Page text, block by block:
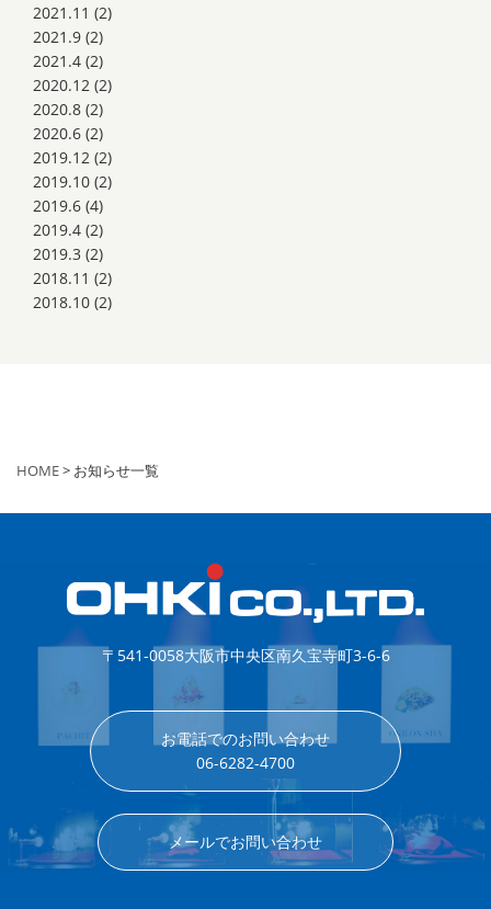
2021.11 (2)
2021.9 (2)
2021.4 (2)
2020.12 (2)
2020.8 (2)
2020.6 (2)
2019.12 (2)
2019.10 (2)
2019.6 (4)
2019.4 (2)
2019.3 (2)
2018.11 (2)
2018.10 (2)
HOME> お知らせ一覧
〒541-0058大阪市中央区南久宝寺町3-6-6
お電話でのお問い合わせ
06-6282-4700
メールでお問い合わせ